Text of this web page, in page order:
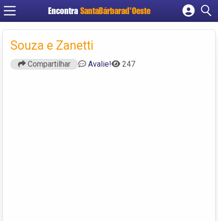
Encontra SantaBárbarad'Oeste
Cadastrar empresa
Souza e Zanetti
Compartilhar Avalie! 247